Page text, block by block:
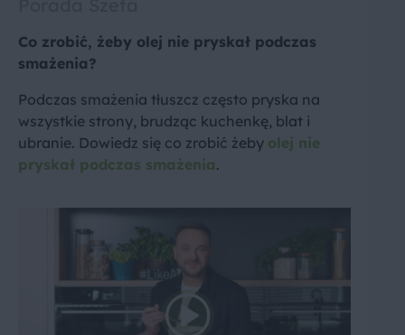
Co zrobić, żeby olej nie pryskał podczas
smażenia?
Podczas smażenia tłuszcz często pryska na
wszystkie strony, brudząc kuchenkę, blat i
ubranie. Dowiedz się co zrobić żeby olej nie
pryskał podczas smażenia.